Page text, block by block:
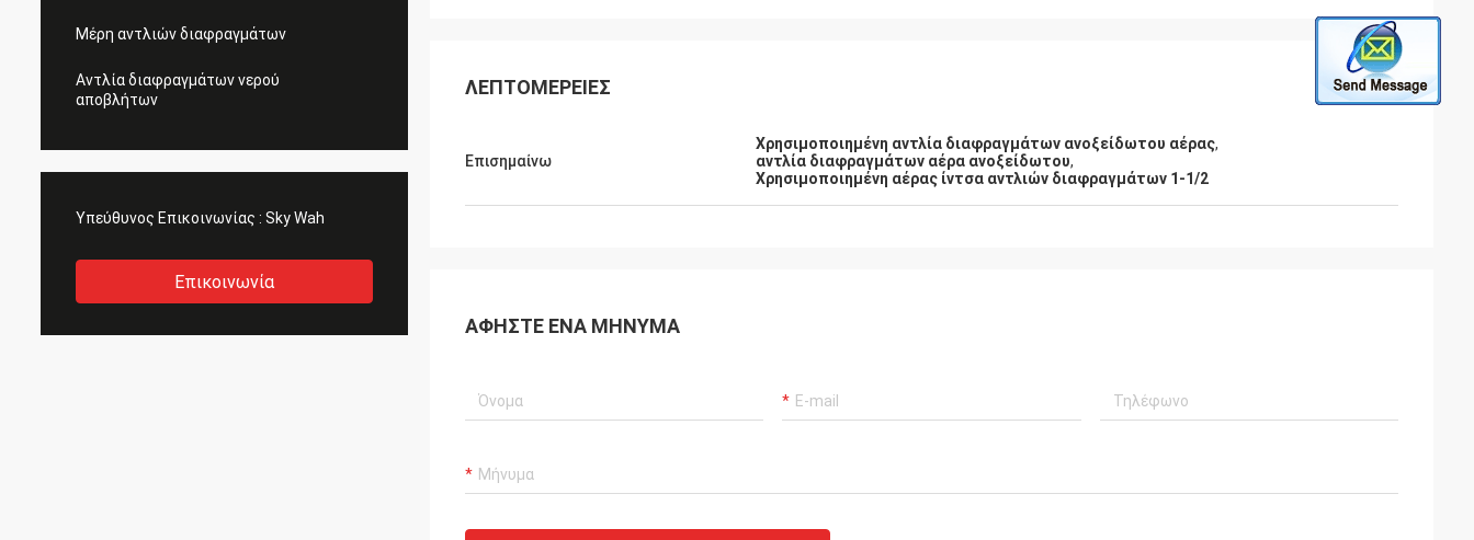
Μέρη αντλιών διαφραγμάτων
Αντλία διαφραγμάτων νερού
αποβλήτων
Υπεύθυνος Επικοινωνίας : Sky Wah
Επικοινωνία
ΛΕΠΤΟΜΈΡΕΙΕΣ
Επισημαίνω
Χρησιμοποιημένη αντλία διαφραγμάτων ανοξείδωτου αέρας,
αντλία διαφραγμάτων αέρα ανοξείδωτου,
Χρησιμοποιημένη αέρας ίντσα αντλιών διαφραγμάτων 1-1/2
ΑΦΉΣΤΕ ΈΝΑ ΜΉΝΥΜΑ